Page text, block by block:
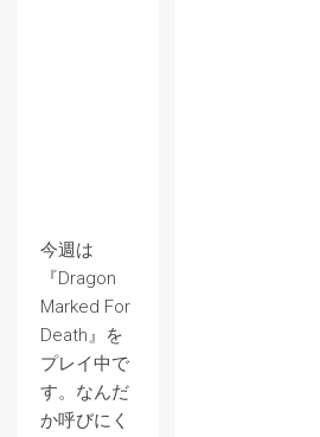
今週は
『Dragon
Marked For
Death』を
プレイ中で
す。なんだ
か呼びにく